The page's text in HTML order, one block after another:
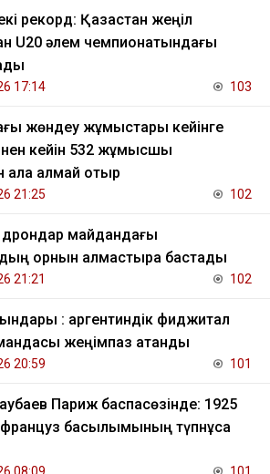
рекорд: Қазақстан жеңіл
U20 әлем чемпионатындағы
17:14 103
жөндеу жұмыстары кейінге
кейін 532 жұмысшы
ала алмай отыр
21:25 102
дрондар майдандағы
орнын алмастыра бастады
21:21 102
: аргентиндік фиджитал
жеңімпаз атанды
20:59 101
Париж баспасөзінде: 1925
басылымының түпнұсқа